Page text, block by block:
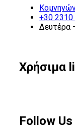
+30
Δευτέρα
Χρήσιμα
Follow Us